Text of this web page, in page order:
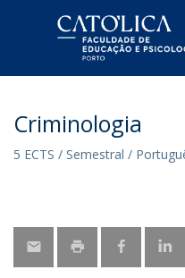
Criminologia
5 ECTS / Semestral /